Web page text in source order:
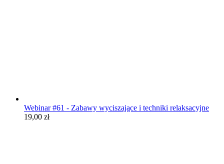
Webinar #61 - Zabawy wyciszające i techniki relaksacyjne
19,00 zł